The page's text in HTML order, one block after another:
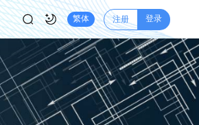
繁体 注册 登录